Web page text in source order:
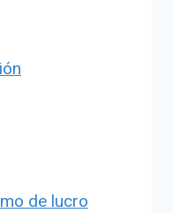
de lucro